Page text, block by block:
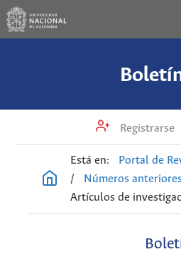
Registrarse
Está en: Portal de
/
Números
Artículos de